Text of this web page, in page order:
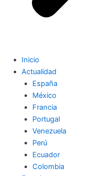
Inicio
Actualidad
España
México
Francia
Portugal
Venezuela
Perú
Ecuador
Colombia